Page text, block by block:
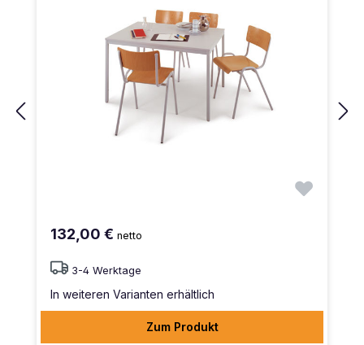
132,00 € netto
3-4 Werktage
In weiteren Varianten erhältlich
Zum Produkt